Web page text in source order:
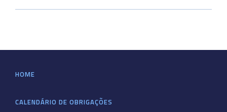
HOME
CALENDÁRIO DE OBRIGAÇÕES